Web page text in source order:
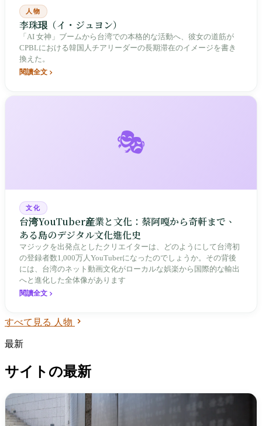
人物
李珠珢（イ・ジュヨン）
「AI 女神」ブームから台湾での本格的な活動へ、彼女の道筋が
CPBLにおける韓国人チアリーダーの長期滞在のイメージを書き
換えた。
閱讀全文
🎭
文化
台湾YouTuber産業と文化：蔡阿嘎から奇軒まで、
ある島のデジタル文化進化史
マジックを出発点としたクリエイターは、どのようにして台湾初
の登録者数1,000万人YouTuberになったのでしょうか。その背後
には、台湾のネット動画文化がローカルな娯楽から国際的な輸出
へと進化した全体像があります
閱讀全文
すべて見る 人物
最新
サイトの最新